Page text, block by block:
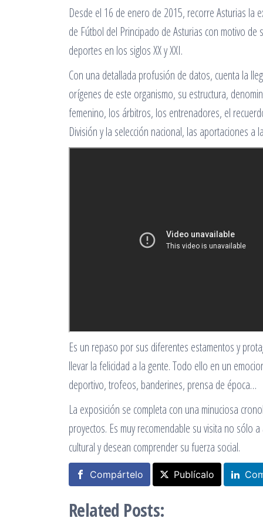
Desde el 16 de enero de 2015, recorre Asturias la
de Fútbol del Principado de Asturias con motivo
deportes en los siglos XX y XXI.
Con una detallada profusión de datos, cuenta la
orígenes de este organismo, su estructura,
femenino, los árbitros, los entrenadores, el
División y la selección nacional, las aportaciones
Es un repaso por sus diferentes estamentos y
llevar la felicidad a la gente. Todo ello en un
deportivo, trofeos, banderines, prensa de época…
La exposición se completa con una minuciosa
proyectos. Es muy recomendable su visita no sólo
cultural y desean comprender su fuerza social.
Compártelo Publícalo
Related Posts: